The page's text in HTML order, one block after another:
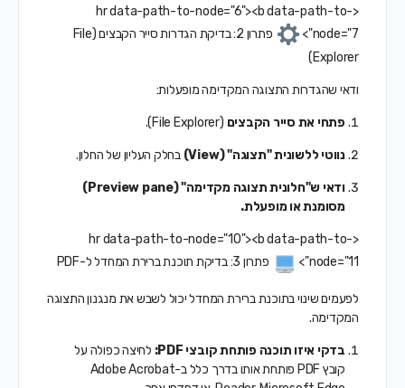
<hr data-path-to-node="6"><b data-path-to-
node="7">
פתרון 2: בדיקת הגדרות סייר הקבצים (File
Explorer)
ודאי שהגדרות התצוגה המקדימה מופעלות:
פתחי את סייר הקבצים (File Explorer).
נווטי ללשונית "תצוגה" (View) בחלק העליון של החלון.
ודאי ש"חלונית תצוגה מקדימה" (Preview pane)
מסומנת או מופעלת.
<hr data-path-to-node="10"><b data-path-to-
node="11">
פתרון 3: בדיקת תוכנת ברירת המחדל ל-PDF
לפעמים שינוי בתוכנת ברירת המחדל יכול לשבש את מנגנון התצוגה
המקדימה.
בדקי איזו תוכנה פותחת קובצי PDF:
לחיצה כפולה על
קובץ PDF פותחת אותו בדרך כלל ב-Adobe Acrobat